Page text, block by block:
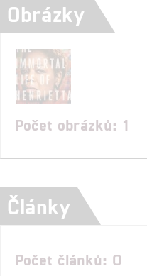
Obrázky
Počet obrázků: 1
Články
Počet článků: 0